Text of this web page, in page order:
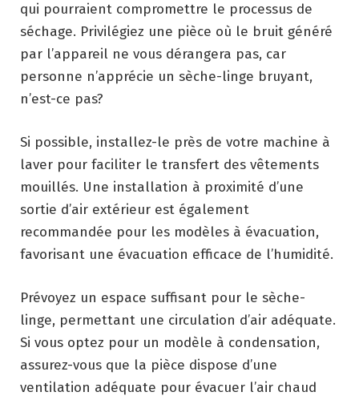
qui pourraient compromettre le processus de
séchage. Privilégiez une pièce où le bruit généré
par l’appareil ne vous dérangera pas, car
personne n’apprécie un sèche-linge bruyant,
n’est-ce pas?
Si possible, installez-le près de votre machine à
laver pour faciliter le transfert des vêtements
mouillés. Une installation à proximité d’une
sortie d’air extérieur est également
recommandée pour les modèles à évacuation,
favorisant une évacuation efficace de l’humidité.
Prévoyez un espace suffisant pour le sèche-
linge, permettant une circulation d’air adéquate.
Si vous optez pour un modèle à condensation,
assurez-vous que la pièce dispose d’une
ventilation adéquate pour évacuer l’air chaud